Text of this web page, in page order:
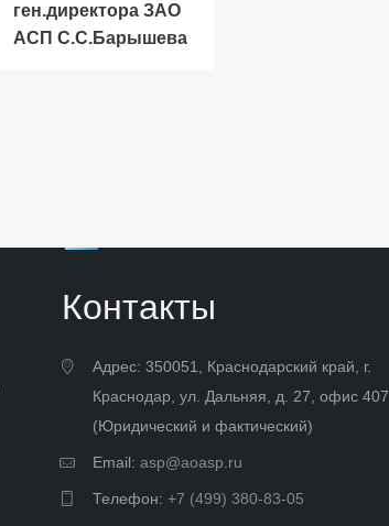
ген.директора ЗАО
АСП С.С.Барышева
Контакты
Адрес: 350051, Краснодарский край, г.
Краснодар, ул. Дальняя, д. 27, офис 407
(Юридический и фактический)
Email: asp@aoasp.ru
Телефон: +7 (499) 380-83-05